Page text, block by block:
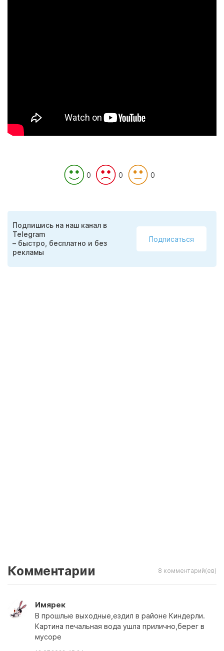
0 0 0
Подпишись на наш канал в
Telegram
– быстро, бесплатно и без
рекламы
Подписаться
Комментарии 8 комментарий(ев)
Имярек
В прошлые выходные,ездил в районе Киндерли.
Картина печальная вода ушла прилично,берег в
мусоре